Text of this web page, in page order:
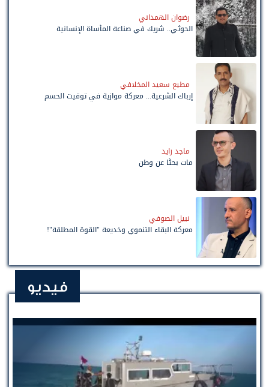
رضوان الهمداني
الحوثي.. شريك في صناعة المأساة الإنسانية
مطيع سعيد المخلافي
إرباك الشرعية... معركة موازية في توقيت الحسم
ماجد زايد
مات بحثًا عن وطن
نبيل الصوفي
معركة البقاء التنموي وخديعة "القوة المطلقة"!
فيديو